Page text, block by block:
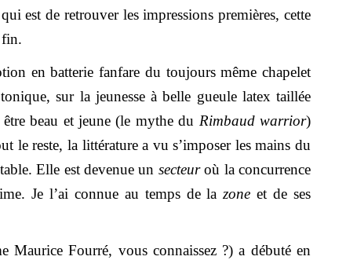
est de retrouver les impressions premières, cette
fin.
en batterie fanfare du toujours même chapelet
sur la jeunesse à belle gueule latex taillée
beau et jeune (le mythe du Rimbaud warrior)
le reste, la littérature a vu s’imposer les mains du
Elle est devenue un secteur où la concurrence
Je l’ai connue au temps de la zone et de ses
Maurice Fourré, vous connaissez ?) a débuté en